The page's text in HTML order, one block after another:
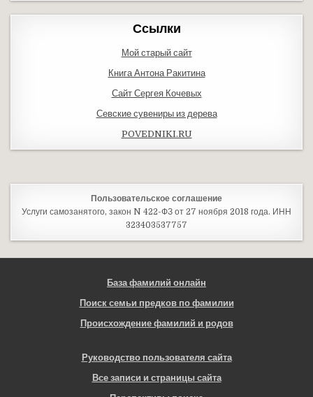
Ссылки
Мой старый сайт
Книга Антона Ракитина
Сайт Сергея Кочевых
Севские сувениры из дерева
POVEDNIKI.RU
Пользовательское соглашение
Услуги самозанятого, закон N 422-ФЗ от 27 ноября 2018 года. ИНН
323403537757
База фамилий онлайн
Поиск семьи предков по фамилии
Происхождение фамилий и родов
Руководство пользователя сайта
Все записи и страницы сайта